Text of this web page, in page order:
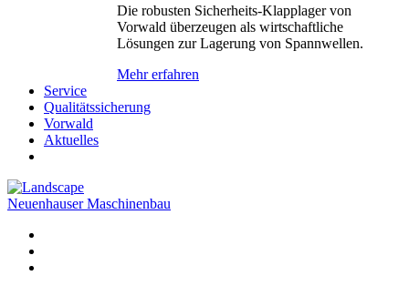
Die robusten Sicherheits-Klapplager von
Vorwald überzeugen als wirtschaftliche
Lösungen zur Lagerung von Spannwellen.
Mehr erfahren
Service
Qualitätssicherung
Vorwald
Aktuelles
Neuenhauser Maschinenbau